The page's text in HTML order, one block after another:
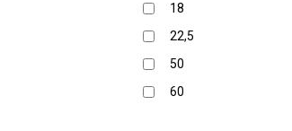
18
22,5
50
60